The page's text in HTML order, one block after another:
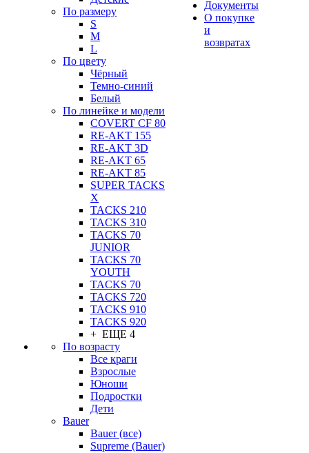
По размеру
S
M
L
По цвету
Чёрный
Темно-синий
Белый
По линейке и модели
COVERT CF 80
RE-AKT 155
RE-AKT 3D
RE-AKT 65
RE-AKT 85
SUPER TACKS
X
TACKS 210
TACKS 310
TACKS 70
JUNIOR
TACKS 70
YOUTH
TACKS 70
TACKS 720
TACKS 910
TACKS 920
+ ЕЩЕ 4
По возрасту
Все краги
Взрослые
Юноши
Подростки
Дети
Bauer
Bauer (все)
Supreme (Bauer)
Документы
О покупке
и
возвратах